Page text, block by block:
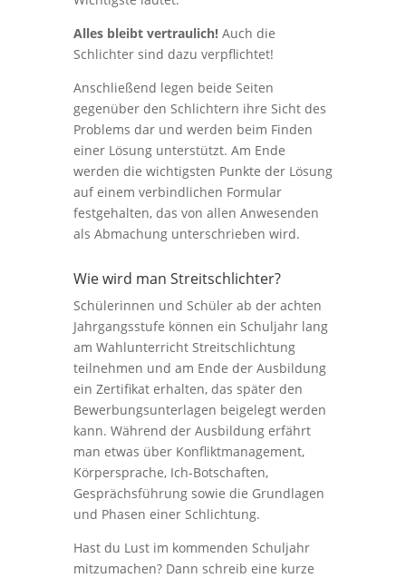
Alles bleibt vertraulich!Auch die
Schlichter sind dazu verpflichtet!
Anschließend legen beide Seiten
gegenüber den Schlichtern ihre Sicht des
Problems dar und werden beim Finden
einer Lösung unterstützt. Am Ende
werden die wichtigsten Punkte der Lösung
auf einem verbindlichen Formular
festgehalten, das von allen Anwesenden
als Abmachung unterschrieben wird.
Wie wird man Streitschlichter?
Schülerinnen und Schüler ab der achten
Jahrgangsstufe können ein Schuljahr lang
am Wahlunterricht Streitschlichtung
teilnehmen und am Ende der Ausbildung
ein Zertifikat erhalten, das später den
Bewerbungsunterlagen beigelegt werden
kann. Während der Ausbildung erfährt
man etwas über Konfliktmanagement,
Körpersprache, Ich-Botschaften,
Gesprächsführung sowie die Grundlagen
und Phasen einer Schlichtung.
Hast du Lust im kommenden Schuljahr
mitzumachen? Dann schreib eine kurze